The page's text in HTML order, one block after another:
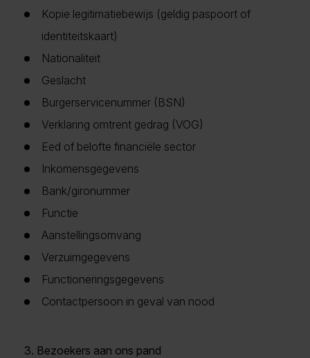
Kopie legitimatiebewijs (geldig paspoort of
identiteitskaart)
Nationaliteit
Geslacht
Burgerservicenummer (BSN)
Verklaring omtrent gedrag (VOG)
Eed of belofte financiële sector
Inkomensgegevens
Bank/gironummer
Functie
Aanstellingsomvang
Verzuimgegevens
Functioneringsgegevens
Contactpersoon in geval van nood
3. Bezoekers aan ons pand